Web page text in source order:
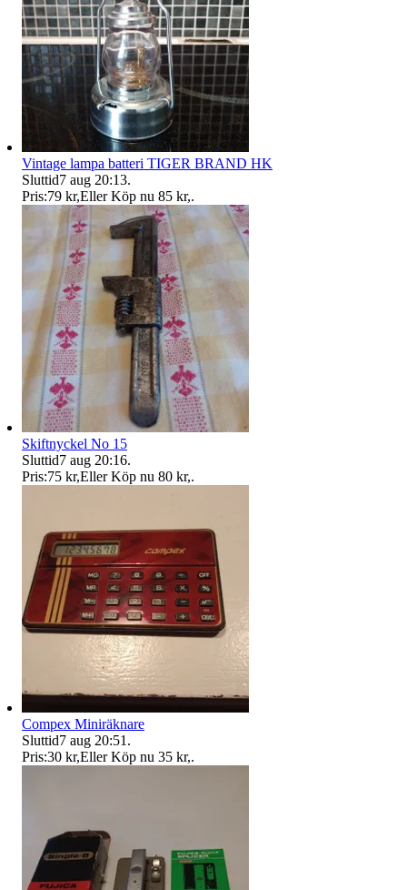
Vintage lampa batteri TIGER BRAND HK
Sluttid7 aug 20:13.
Pris:79 kr,Eller Köp nu 85 kr,.
Skiftnyckel No 15
Sluttid7 aug 20:16.
Pris:75 kr,Eller Köp nu 80 kr,.
Compex Miniräknare
Sluttid7 aug 20:51 .
Pris:30 kr,Eller Köp nu 35 kr,.